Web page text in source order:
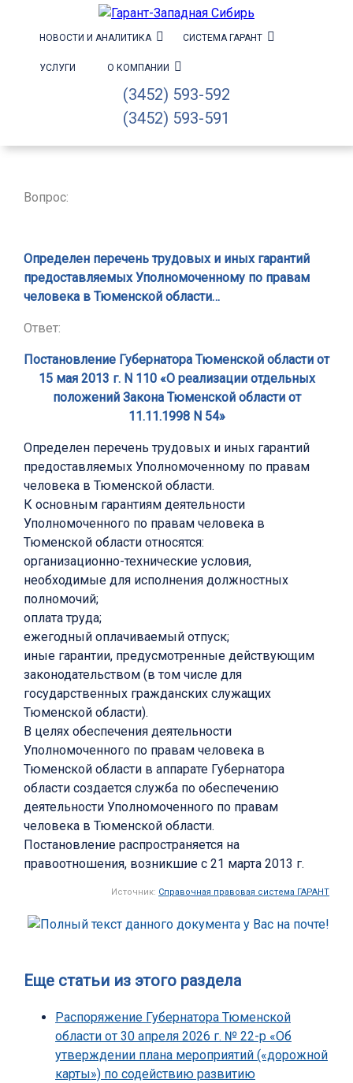
НОВОСТИ И АНАЛИТИКА СИСТЕМА ГАРАНТ
УСЛУГИ О КОМПАНИИ
(3452) 593-592
(3452) 593-591
Вопрос:
Определен перечень трудовых и иных гарантий
предоставляемых Уполномоченному по правам
человека в Тюменской области…
Ответ:
Постановление Губернатора Тюменской области от
15 мая 2013 г. N 110 «О реализации отдельных
положений Закона Тюменской области от
11.11.1998 N 54»
Определен перечень трудовых и иных гарантий
предоставляемых Уполномоченному по правам
человека в Тюменской области.
К основным гарантиям деятельности
Уполномоченного по правам человека в
Тюменской области относятся:
организационно-технические условия,
необходимые для исполнения должностных
полномочий;
оплата труда;
ежегодный оплачиваемый отпуск;
иные гарантии, предусмотренные действующим
законодательством (в том числе для
государственных гражданских служащих
Тюменской области).
В целях обеспечения деятельности
Уполномоченного по правам человека в
Тюменской области в аппарате Губернатора
области создается служба по обеспечению
деятельности Уполномоченного по правам
человека в Тюменской области.
Постановление распространяется на
правоотношения, возникшие с 21 марта 2013 г.
Источник: Справочная правовая система ГАРАНТ
Еще статьи из этого раздела
Распоряжение Губернатора Тюменской
области от 30 апреля 2026 г. № 22-р «Об
утверждении плана мероприятий («дорожной
карты») по содействию развитию